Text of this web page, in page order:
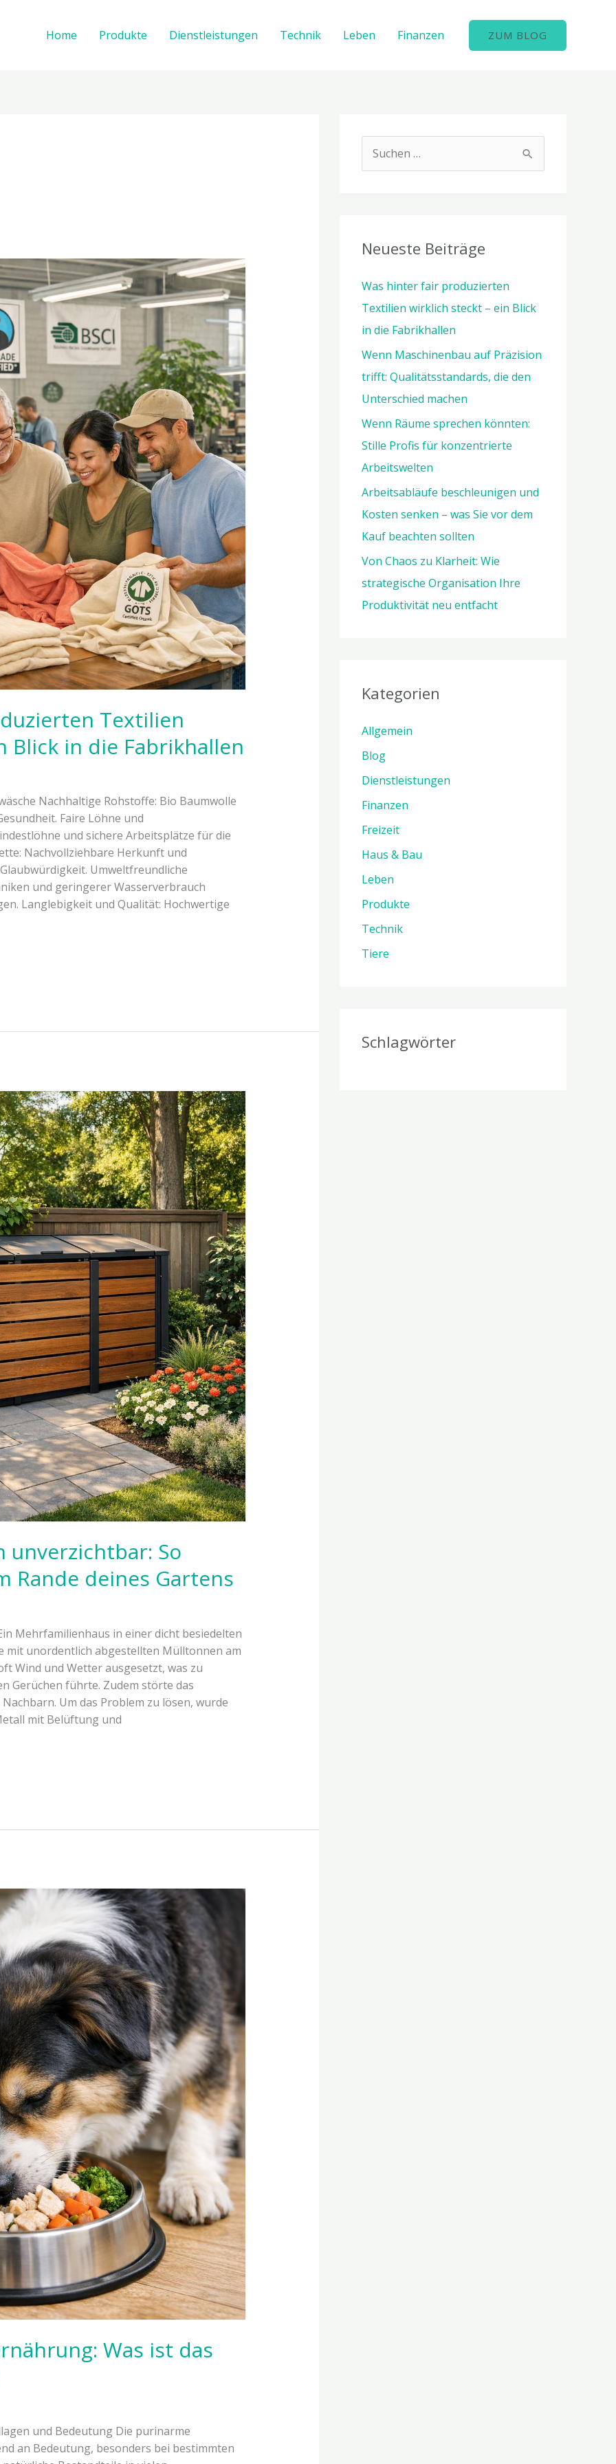
Home Produkte Dienstleistungen Technik Leben Finanzen ZUM BLOG
Textilien
Blick in die Fabrikhallen
Nachhaltige Rohstoffe: Bio Baumwolle
Faire Löhne und
und sichere Arbeitsplätze für die
Nachvollziehbare Herkunft und
Umweltfreundliche
und geringerer Wasserverbrauch
Langlebigkeit und Qualität: Hochwertige
unverzichtbar: So
Rande deines Gartens
Mehrfamilienhaus in einer dicht besiedelten
mit unordentlich abgestellten Mülltonnen am
Wind und Wetter ausgesetzt, was zu
Gerüchen führte. Zudem störte das
Um das Problem zu lösen, wurde
mit Belüftung und
Was ist das
und Bedeutung Die purinarme
an Bedeutung, besonders bei bestimmten
e
n
a
c
h
:
Neueste Beiträge
Was hinter fair produzierten
Textilien wirklich steckt – ein Blick
in die Fabrikhallen
Wenn Maschinenbau auf Präzision
trifft: Qualitätsstandards, die den
Unterschied machen
Wenn Räume sprechen könnten:
Stille Profis für konzentrierte
Arbeitswelten
Arbeitsabläufe beschleunigen und
Kosten senken – was Sie vor dem
Kauf beachten sollten
Von Chaos zu Klarheit: Wie
strategische Organisation Ihre
Produktivität neu entfacht
Kategorien
Allgemein
Blog
Dienstleistungen
Finanzen
Freizeit
Haus & Bau
Leben
Produkte
Technik
Tiere
Schlagwörter